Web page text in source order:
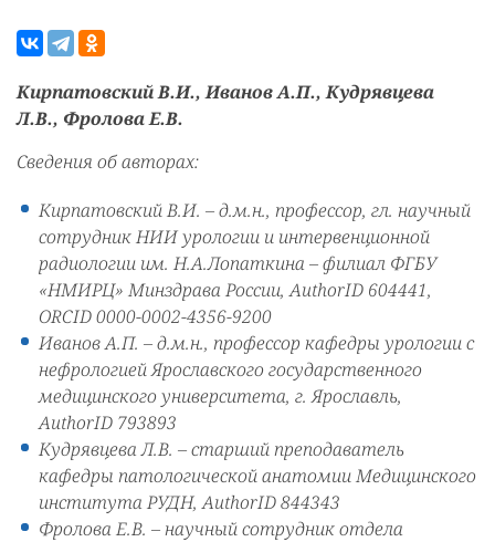
Кирпатовский В.И., Иванов А.П., Кудрявцева
Л.В., Фролова Е.В.
Сведения об авторах:
Кирпатовский В.И. – д.м.н., профессор, гл. научный
сотрудник НИИ урологии и интервенционной
радиологии им. Н.А.Лопаткина – филиал ФГБУ
«НМИРЦ» Минздрава России, AuthorID 604441,
ORCID 0000-0002-4356-9200
Иванов А.П. – д.м.н., профессор кафедры урологии с
нефрологией Ярославского государственного
медицинского университета, г. Ярославль,
AuthorID 793893
Кудрявцева Л.В. – старший преподаватель
кафедры патологической анатомии Медицинского
института РУДН, AuthorID 844343
Фролова Е.В. – научный сотрудник отдела